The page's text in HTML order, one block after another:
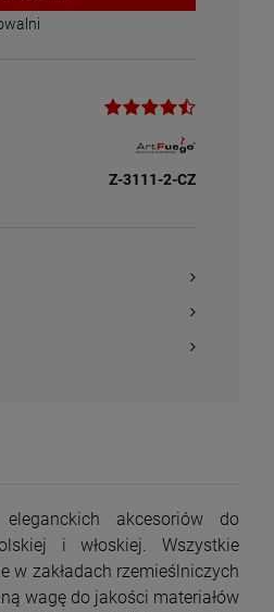
Z-3111-2-CZ
akcesoriów do
i włoskiej. Wszystkie
w zakładach rzemieślniczych
wagę do jakości materiałów